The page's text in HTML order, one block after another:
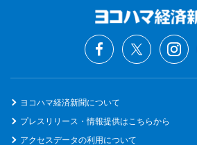
ヨコハマ経済新聞について
プレスリリース・情報提供はこちらから
アクセスデータの利用について